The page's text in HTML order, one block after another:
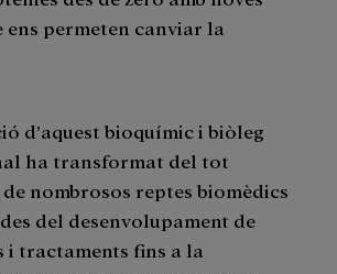
ens permeten canviar la
d’aquest bioquímic i biòleg
ha transformat del tot
de nombrosos reptes biomèdics
del desenvolupament de
i tractaments fins a la